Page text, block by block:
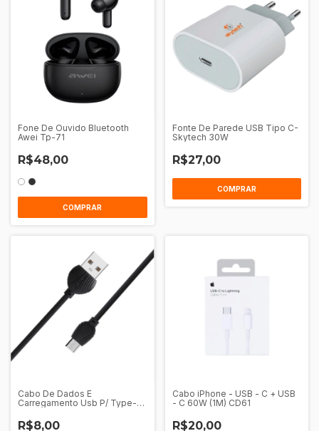
Fone De Ouvido Bluetooth
Awei Tp-71
R$48,00
COMPRAR
Fonte De Parede USB Tipo C-
Skytech 30W
R$27,00
Cabo De Dados E
Carregamento Usb P/ Type-C
R$8,00
Cabo iPhone - USB - C + USB
- C 60W (1M) CD61
R$20,00